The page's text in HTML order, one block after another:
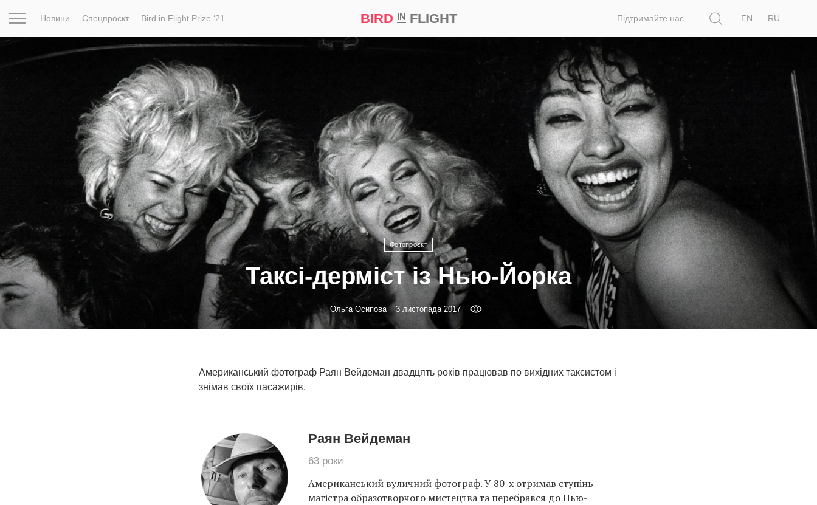
Новини Спецпроєкт Bird in Flight Prize ‘21 BIRD INFLIGHT Підтримайте нас
EN
RU
Натхнення
Фотопроєкт
Таксі-дерміст із Нью-Йорка
Ольга Осипова 3 листопада 2017
Американський фотограф Раян Вейдеман двадцять років працював по вихідних таксистом і
знімав своїх пасажирів.
Раян Вейдеман
63 роки
Американський вуличний фотограф. У 80-х отримав ступінь
магістра образотворчого мистецтва та перебрався до Нью-